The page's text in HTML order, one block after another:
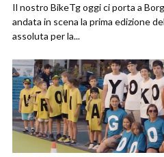
Il nostro BikeTg oggi ci porta a
andata in scena la prima edizione
assoluta per la...